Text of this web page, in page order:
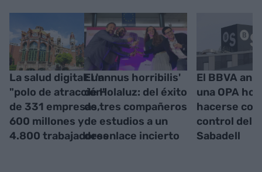
La salud digital: un
"polo de atracción"
de 331 empresas,
600 millones y
4.800 trabajadores
El 'annus horribilis'
de Holaluz: del éxito
de tres compañeros
de estudios a un
desenlace incierto
El BBVA
una OPA
hacerse con
control del
Sabadell